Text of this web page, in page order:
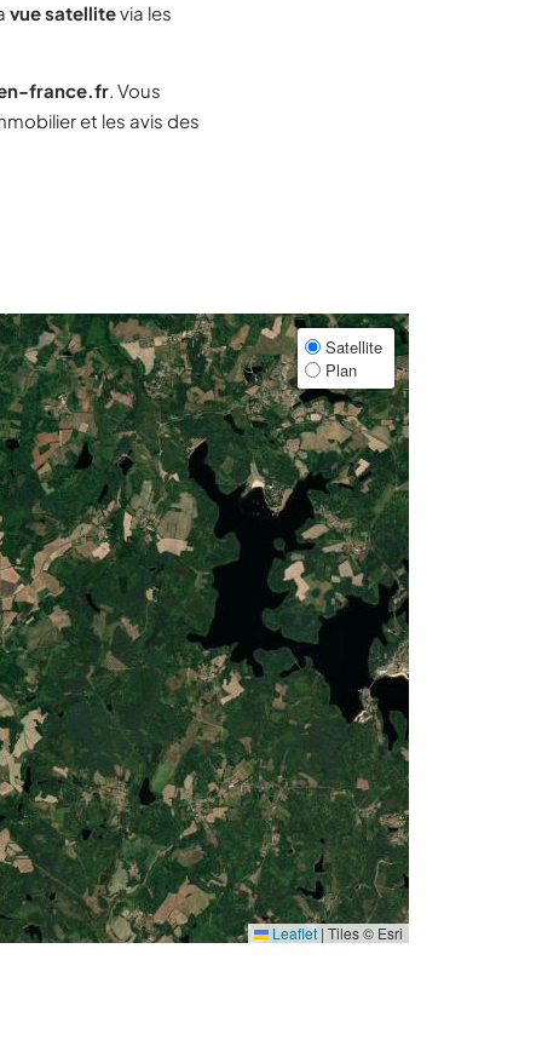
vue satellitevia les
france.fr. Vous
et les avis des
Satellite
Plan
Leaflet | Tiles © Esri